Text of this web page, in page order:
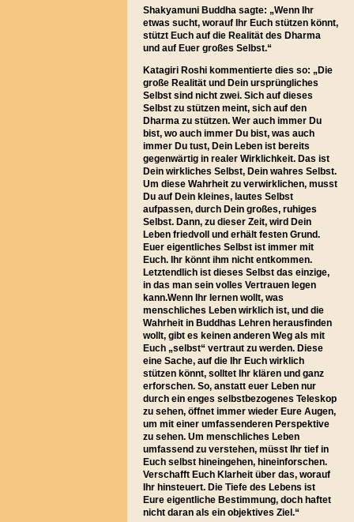
Shakyamuni Buddha sagte: „Wenn Ihr
etwas sucht, worauf Ihr Euch stützen könnt,
stützt Euch auf die Realität des Dharma
und auf Euer großes Selbst.“
Katagiri Roshi kommentierte dies so: „Die
große Realität und Dein ursprüngliches
Selbst sind nicht zwei. Sich auf dieses
Selbst zu stützen meint, sich auf den
Dharma zu stützen. Wer auch immer Du
bist, wo auch immer Du bist, was auch
immer Du tust, Dein Leben ist bereits
gegenwärtig in realer Wirklichkeit. Das ist
Dein wirkliches Selbst, Dein wahres Selbst.
Um diese Wahrheit zu verwirklichen, musst
Du auf Dein kleines, lautes Selbst
aufpassen, durch Dein großes, ruhiges
Selbst. Dann, zu dieser Zeit, wird Dein
Leben friedvoll und erhält festen Grund.
Euer eigentliches Selbst ist immer mit
Euch. Ihr könnt ihm nicht entkommen.
Letztendlich ist dieses Selbst das einzige,
in das man sein volles Vertrauen legen
kann.Wenn Ihr lernen wollt, was
menschliches Leben wirklich ist, und die
Wahrheit in Buddhas Lehren herausfinden
wollt, gibt es keinen anderen Weg als mit
Euch „selbst“ vertraut zu werden. Diese
eine Sache, auf die Ihr Euch wirklich
stützen könnt, solltet Ihr klären und ganz
erforschen. So, anstatt euer Leben nur
durch ein enges selbstbezogenes Teleskop
zu sehen, öffnet immer wieder Eure Augen,
um mit einer umfassenderen Perspektive
zu sehen. Um menschliches Leben
umfassend zu verstehen, müsst Ihr tief in
Euch selbst hineingehen, hineinforschen.
Verschafft Euch Klarheit über das, worauf
Ihr hinsteuert. Die Tiefe des Lebens ist
Eure eigentliche Bestimmung, doch haftet
nicht daran als ein objektives Ziel.“